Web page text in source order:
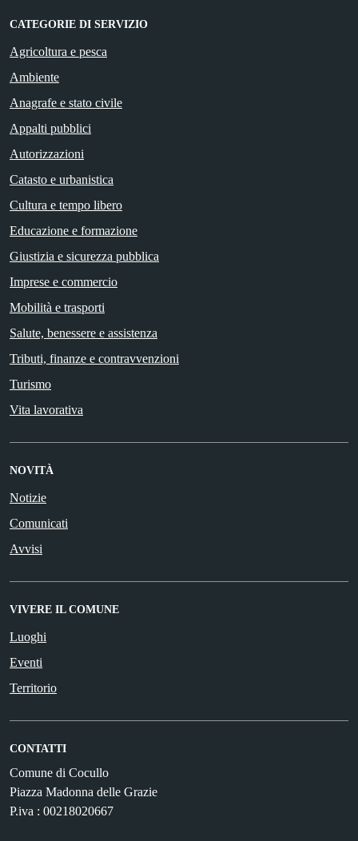
CATEGORIE DI SERVIZIO
Agricoltura e pesca
Ambiente
Anagrafe e stato civile
Appalti pubblici
Autorizzazioni
Catasto e urbanistica
Cultura e tempo libero
Educazione e formazione
Giustizia e sicurezza pubblica
Imprese e commercio
Mobilità e trasporti
Salute, benessere e assistenza
Tributi, finanze e contravvenzioni
Turismo
Vita lavorativa
NOVITÀ
Notizie
Comunicati
Avvisi
VIVERE IL COMUNE
Luoghi
Eventi
Territorio
CONTATTI
Comune di Cocullo
Piazza Madonna delle Grazie
P.iva : 00218020667